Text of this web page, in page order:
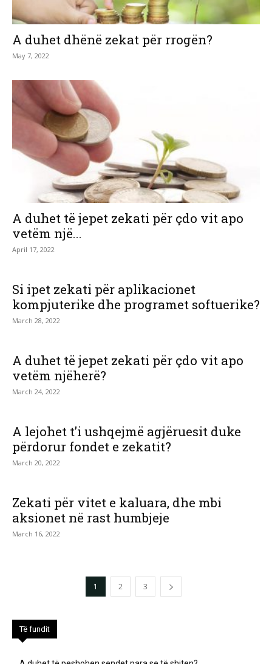
A duhet dhënë zekat për rrogën?
May 7, 2022
A duhet të jepet zekati për çdo vit apo
vetëm një...
April 17, 2022
Si ipet zekati për aplikacionet
kompjuterike dhe programet softuerike?
March 28, 2022
A duhet të jepet zekati për çdo vit apo
vetëm njëherë?
March 24, 2022
A lejohet t’i ushqejmë agjëruesit duke
përdorur fondet e zekatit?
March 20, 2022
Zekati për vitet e kaluara, dhe mbi
aksionet në rast humbjeje
March 16, 2022
1 2 3
Të fundit